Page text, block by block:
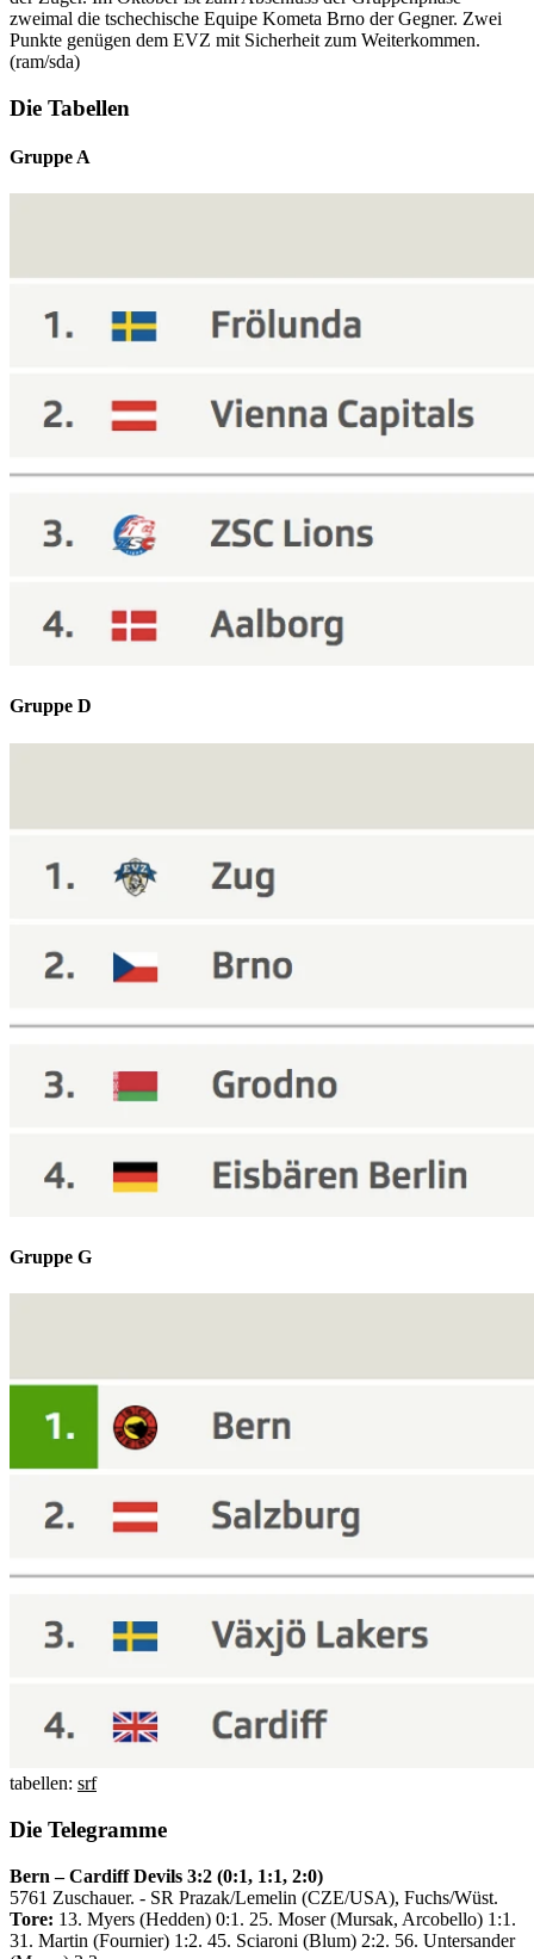
zweimal die tschechische Equipe Kometa Brno der Gegner. Zwei
Punkte genügen dem EVZ mit Sicherheit zum Weiterkommen.
(ram/sda)
Die Tabellen
Gruppe A
Gruppe D
Gruppe G
tabellen: srf
Die Telegramme
Bern – Cardiff Devils 3:2 (0:1, 1:1, 2:0)
5761 Zuschauer. - SR Prazak/Lemelin (CZE/USA), Fuchs/Wüst.
Tore: 13. Myers (Hedden) 0:1. 25. Moser (Mursak, Arcobello) 1:1.
31. Martin (Fournier) 1:2. 45. Sciaroni (Blum) 2:2. 56. Untersander